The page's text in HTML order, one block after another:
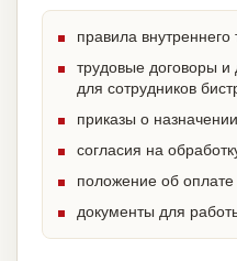
правила внутреннего
трудовые договоры и
для сотрудников
приказы о
согласия на
положение об оплате
документы для